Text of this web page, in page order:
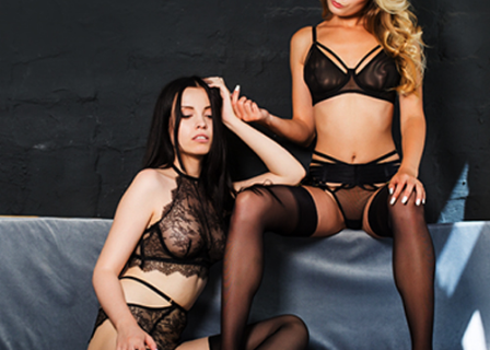
Miljkoni, 55
Ozbiljan,mastovit i iskusan muskarac
iz Nisa (55) zeli da upozna damu ili par
za trojku.Hetero sa...
Niš
Ivana00005, 19
Online druzenje sa mladom devojkom
19 godina uzivo posle kamere.....pisite